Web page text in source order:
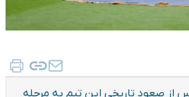
از صعود تاریخی این تیم به مرحله